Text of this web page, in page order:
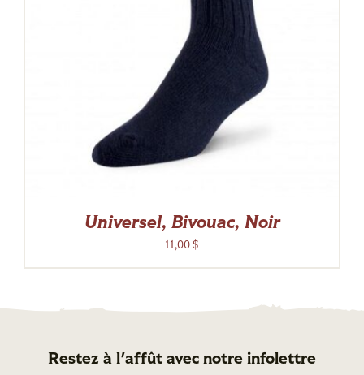
Universel, Bivouac, Noir
11,00$
Restez à l'affût avec notre infolettre